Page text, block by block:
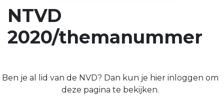
NTVD
2020/themanummer
Ben je al lid van de NVD? Dan kun je hier inloggen om
deze pagina te bekijken.